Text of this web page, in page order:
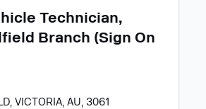
Technician,
Branch (Sign On
VICTORIA, AU, 3061